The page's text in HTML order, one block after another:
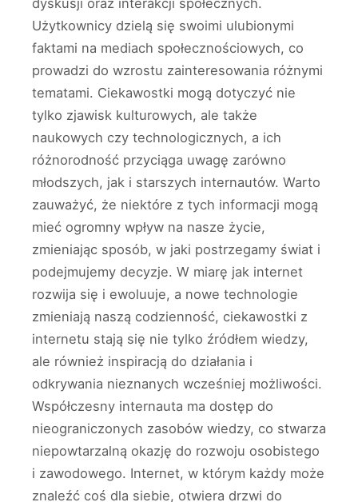
dyskusji oraz interakcji społecznych.
Użytkownicy dzielą się swoimi ulubionymi
faktami na mediach społecznościowych, co
prowadzi do wzrostu zainteresowania różnymi
tematami. Ciekawostki mogą dotyczyć nie
tylko zjawisk kulturowych, ale także
naukowych czy technologicznych, a ich
różnorodność przyciąga uwagę zarówno
młodszych, jak i starszych internautów. Warto
zauważyć, że niektóre z tych informacji mogą
mieć ogromny wpływ na nasze życie,
zmieniając sposób, w jaki postrzegamy świat i
podejmujemy decyzje. W miarę jak internet
rozwija się i ewoluuje, a nowe technologie
zmieniają naszą codzienność, ciekawostki z
internetu stają się nie tylko źródłem wiedzy,
ale również inspiracją do działania i
odkrywania nieznanych wcześniej możliwości.
Współczesny internauta ma dostęp do
nieograniczonych zasobów wiedzy, co stwarza
niepowtarzalną okazję do rozwoju osobistego
i zawodowego. Internet, w którym każdy może
znaleźć coś dla siebie, otwiera drzwi do